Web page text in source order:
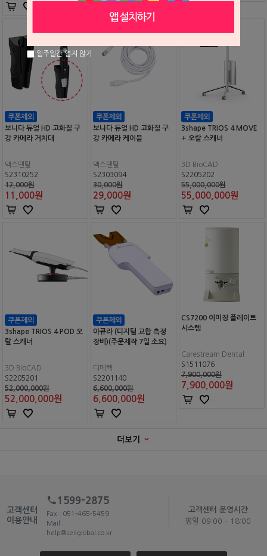
보니다 듀얼 HD 고화질 구
강 카메라 거치대
맥스덴탈
S2310252
12,000원
11,000원
보니다 듀얼 HD 고화질 구
강 카메라 케이블
맥스덴탈
S2303094
30,000원
29,000원
3shape TRIOS 4 MOVE
+ 오랄 스캐너
3D BioCAD
S2205202
55,000,000원
55,000,000원
3shape TRIOS 4 POD 오
랄 스캐너
3D BioCAD
S2205201
52,000,000원
52,000,000원
아큐라 (디지털 교합 측정
장비)(주문제작 7일 소요)
디메텍
S2201140
6,600,000원
6,600,000원
CS7200 이미징 플레이트
시스템
Carestream Dental
S1511076
7,900,000원
7,900,000원
더보기
고객센터
이용안내
1599-2875
Fax : 051-465-5459
Mail :
help@seilglobal.co.kr
고객센터 운영시간
평일 09:00 - 18:00
일주일간 열지 않기